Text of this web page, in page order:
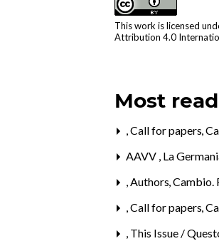
This work is licensed
Attribution 4.0
Most
,Call for papers,
AAVV , La
,Authors,Cambio.
,Call for papers,
, This Issue /